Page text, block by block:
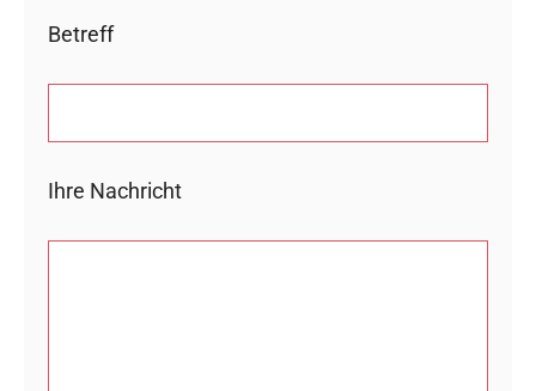
Betreff
Ihre Nachricht